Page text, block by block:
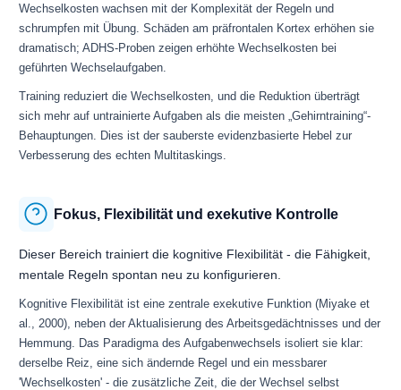
Wechselkosten wachsen mit der Komplexität der Regeln und
schrumpfen mit Übung. Schäden am präfrontalen Kortex erhöhen sie
dramatisch; ADHS-Proben zeigen erhöhte Wechselkosten bei
geführten Wechselaufgaben.
Training reduziert die Wechselkosten, und die Reduktion überträgt
sich mehr auf untrainierte Aufgaben als die meisten „Gehirntraining“-
Behauptungen. Dies ist der sauberste evidenzbasierte Hebel zur
Verbesserung des echten Multitaskings.
Fokus, Flexibilität und exekutive Kontrolle
Dieser Bereich trainiert die kognitive Flexibilität - die Fähigkeit,
mentale Regeln spontan neu zu konfigurieren.
Kognitive Flexibilität ist eine zentrale exekutive Funktion (Miyake et
al., 2000), neben der Aktualisierung des Arbeitsgedächtnisses und der
Hemmung. Das Paradigma des Aufgabenwechsels isoliert sie klar:
derselbe Reiz, eine sich ändernde Regel und ein messbarer
'Wechselkosten' - die zusätzliche Zeit, die der Wechsel selbst